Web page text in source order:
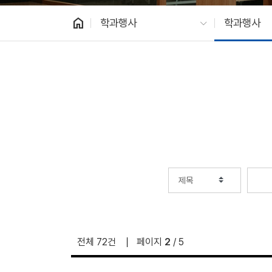
home 학과행사 학과행사
전체 72건 페이지 2 / 5